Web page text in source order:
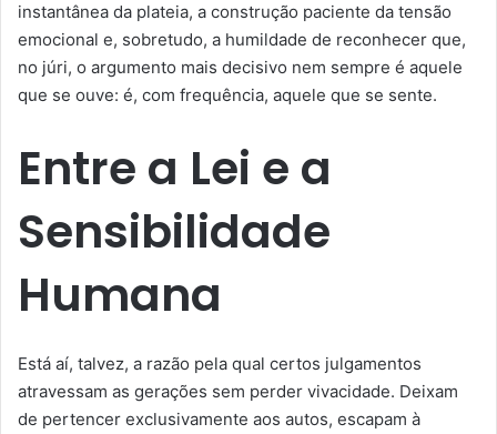
instantânea da plateia, a construção paciente da tensão
emocional e, sobretudo, a humildade de reconhecer que,
no júri, o argumento mais decisivo nem sempre é aquele
que se ouve: é, com frequência, aquele que se sente.
Entre a Lei e a
Sensibilidade
Humana
Está aí, talvez, a razão pela qual certos julgamentos
atravessam as gerações sem perder vivacidade. Deixam
de pertencer exclusivamente aos autos, escapam à